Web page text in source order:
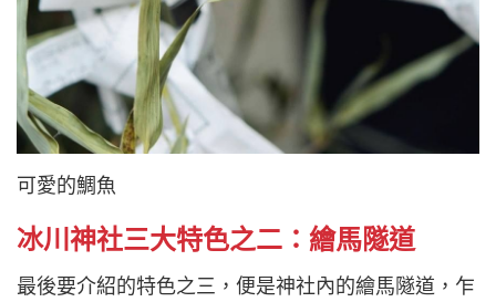
可愛的鯛魚
冰川神社三大特色之二：繪馬隧道
最後要介紹的特色之三，便是神社內的繪馬隧道，乍